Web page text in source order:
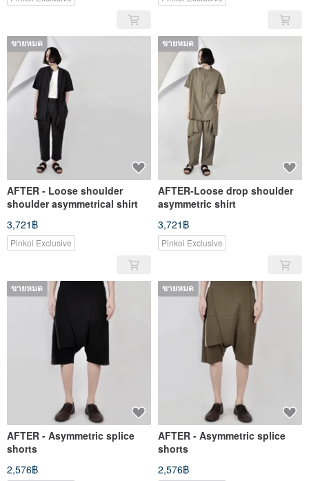
ขายหมด
AFTER - Loose shoulder
shoulder asymmetrical shirt
3,721฿
Pinkoi Exclusive
ขายหมด
AFTER-Loose drop shoulder
asymmetric shirt
3,721฿
Pinkoi Exclusive
ขายหมด
AFTER - Asymmetric splice
shorts
2,576฿
ขายหมด
AFTER - Asymmetric splice
shorts
2,576฿